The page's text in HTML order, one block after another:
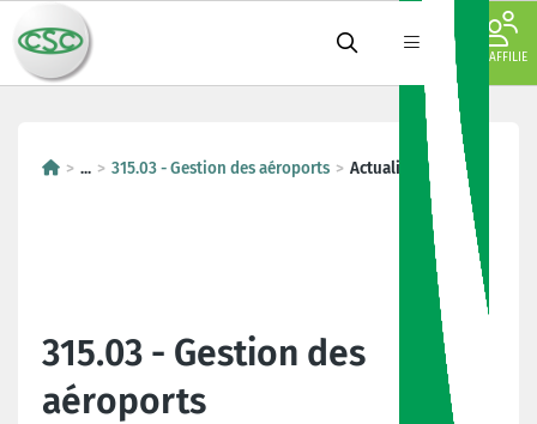
JE M'AFFILIE
... 315.03 - Gestion des aéroports Actualités
315.03 - Gestion des
aéroports